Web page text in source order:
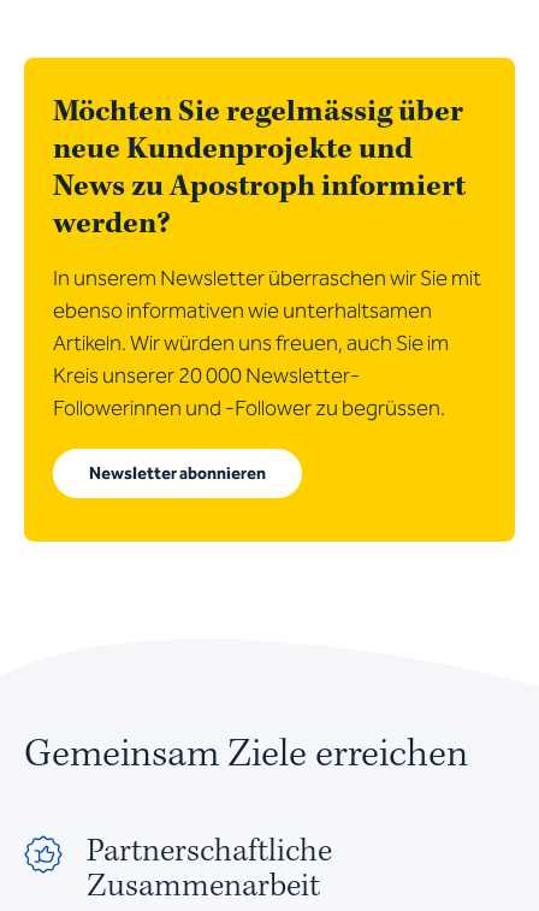
Möchten Sie regelmässig über
neue Kundenprojekte und
News zu Apostroph informiert
werden?
In unserem Newsletter überraschen wir Sie mit
ebenso informativen wie unterhaltsamen
Artikeln. Wir würden uns freuen, auch Sie im
Kreis unserer 20 000 Newsletter-
Followerinnen und -Follower zu begrüssen.
Newsletter abonnieren
Gemeinsam Ziele erreichen
Partnerschaftliche
Zusammenarbeit